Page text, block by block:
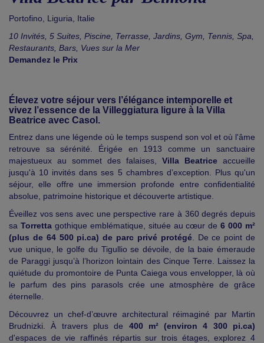
Portofino Liguria
Italie
10 Invités, 5 Suites, Piscine, Terrasse, Jardins, Gym, Tennis, Spa,
Restaurants, Bars, Vues sur la Mer
Demandez le Prix
Élevez votre séjour vers l’élégance intemporelle et
vivez l’essence de la Villeggiatura ligure à la Villa
Beatrice avec Casol.
Entrez dans une légende où le temps suspend son vol et où l'âme
retrouve sa sérénité. Érigée en 1913 comme un sanctuaire
majestueux au sommet des falaises, Villa Beatrice accueille
jusqu'à 10 invités dans ses 5 chambres d’exception. Plus qu'un
séjour, elle offre une immersion profonde entre confidentialité
absolue, patrimoine historique et découverte artistique.
Éveillez vos sens avec une perspective rare à 360 degrés depuis
sa Torrettagothique emblématique, située au cœur de6 000 m²
(plus de 64 500 pi.ca) de parc privé protégé. De ce point de
vue unique, le golfe du Tigullio se dévoile, de la baie émeraude
de Paraggi jusqu’à l’horizon lointain des Cinque Terre. Laissez la
quiétude du promontoire de Punta Caiega vous envelopper, là où
le parfum des pins parasols crée une atmosphère de grâce
éternelle.
Découvrez un chef-d’œuvre architectural réimaginé par Martin
Brudnizki. À travers plus de 400 m² (environ 4 300 pi.ca)
d'espaces de vie raffinés répartis sur trois étages, explorez 4